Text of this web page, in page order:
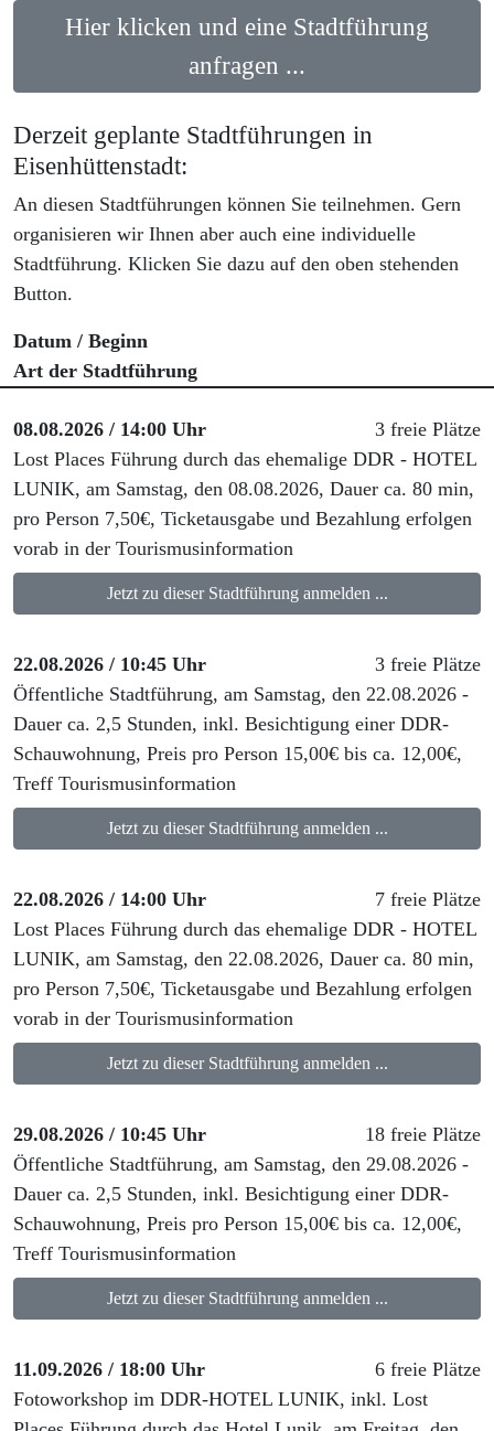
Hier klicken und eine Stadtführung
anfragen ...
Derzeit geplante Stadtführungen in
Eisenhüttenstadt:
An diesen Stadtführungen können Sie teilnehmen. Gern
organisieren wir Ihnen aber auch eine individuelle
Stadtführung. Klicken Sie dazu auf den oben stehenden
Button.
Datum / Beginn
Art der Stadtführung
08.08.2026 / 14:00 Uhr
3 freie Plätze
Lost Places Führung durch das ehemalige DDR - HOTEL
LUNIK, am Samstag, den 08.08.2026, Dauer ca. 80 min,
pro Person 7,50€, Ticketausgabe und Bezahlung erfolgen
vorab in der Tourismusinformation
Jetzt zu dieser Stadtführung anmelden ...
22.08.2026 / 10:45 Uhr
3 freie Plätze
Öffentliche Stadtführung, am Samstag, den 22.08.2026 -
Dauer ca. 2,5 Stunden, inkl. Besichtigung einer DDR-
Schauwohnung, Preis pro Person 15,00€ bis ca. 12,00€,
Treff Tourismusinformation
Jetzt zu dieser Stadtführung anmelden ...
22.08.2026 / 14:00 Uhr
7 freie Plätze
Lost Places Führung durch das ehemalige DDR - HOTEL
LUNIK, am Samstag, den 22.08.2026, Dauer ca. 80 min,
pro Person 7,50€, Ticketausgabe und Bezahlung erfolgen
vorab in der Tourismusinformation
Jetzt zu dieser Stadtführung anmelden ...
29.08.2026 / 10:45 Uhr
18 freie Plätze
Öffentliche Stadtführung, am Samstag, den 29.08.2026 -
Dauer ca. 2,5 Stunden, inkl. Besichtigung einer DDR-
Schauwohnung, Preis pro Person 15,00€ bis ca. 12,00€,
Treff Tourismusinformation
Jetzt zu dieser Stadtführung anmelden ...
11.09.2026 / 18:00 Uhr
6 freie Plätze
Fotoworkshop im DDR-HOTEL LUNIK, inkl. Lost